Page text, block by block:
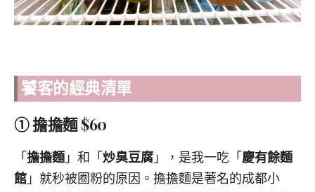
饕客的經典清單
① 擔擔麵 $60
「 擔擔麵」和「 炒臭豆腐 」，是我一吃「 慶有餘麵
館 」就秒被圈粉的原因。擔擔麵是著名的成都小